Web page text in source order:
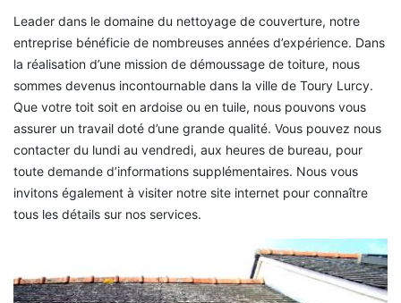
Leader dans le domaine du nettoyage de couverture, notre
entreprise bénéficie de nombreuses années d’expérience. Dans
la réalisation d’une mission de démoussage de toiture, nous
sommes devenus incontournable dans la ville de Toury Lurcy.
Que votre toit soit en ardoise ou en tuile, nous pouvons vous
assurer un travail doté d’une grande qualité. Vous pouvez nous
contacter du lundi au vendredi, aux heures de bureau, pour
toute demande d’informations supplémentaires. Nous vous
invitons également à visiter notre site internet pour connaître
tous les détails sur nos services.